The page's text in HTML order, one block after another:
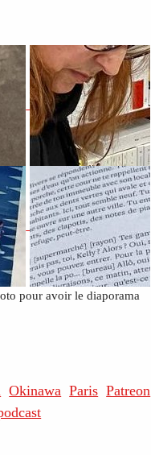
pour avoir le diaporama
Okinawa Paris Patreon